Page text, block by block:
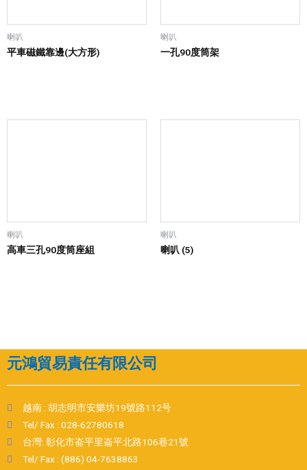
喇叭
平車磁鐵靠邊(大方形)
喇叭
一孔90度筒架
喇叭
高車三孔90度筒座組
喇叭
喇叭 (5)
元鴻貿易責任有限公司
越南 : 胡志明市安樂坊19號路112号
Tel/ Fax : 028-62780618
台灣: 彰化市崙平里崙平北路106巷21號
Tel/ Fax : (886) 04-7638863